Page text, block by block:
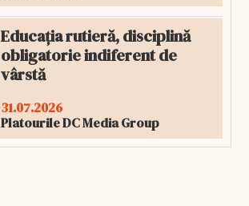
Educația rutieră, disciplină
obligatorie indiferent de
vârstă
31.07.2026
Platourile DC Media Group